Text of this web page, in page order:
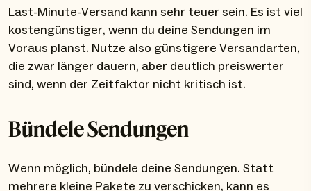
Last-Minute-Versand kann sehr teuer sein. Es ist viel
kostengünstiger, wenn du deine Sendungen im
Voraus planst. Nutze also günstigere Versandarten,
die zwar länger dauern, aber deutlich preiswerter
sind, wenn der Zeitfaktor nicht kritisch ist.
Bündele Sendungen
Wenn möglich, bündele deine Sendungen. Statt
mehrere kleine Pakete zu verschicken, kann es